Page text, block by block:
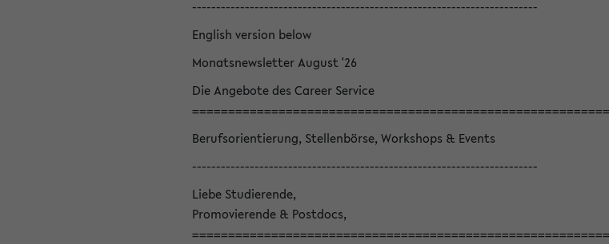
------------------------------------------------------------------------
English version below
Monatsnewsletter August '26
Die Angebote des Career Service
Berufsorientierung, Stellenbörse, Workshops & Events
------------------------------------------------------------------------
Liebe Studierende,
Promovierende & Postdocs,